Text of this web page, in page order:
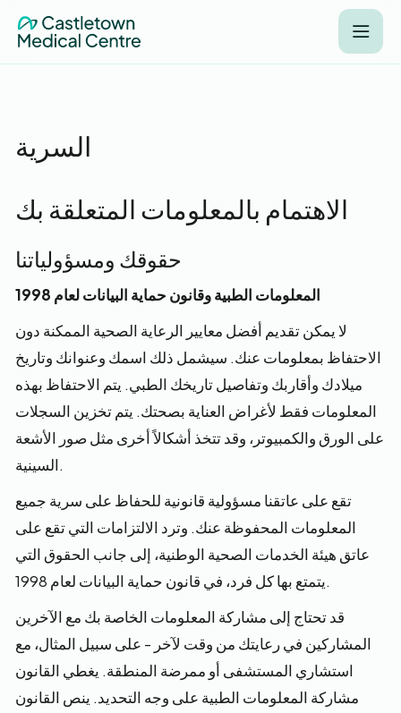
السرية
الاهتمام بالمعلومات المتعلقة بك
حقوقك ومسؤولياتنا
المعلومات الطبية وقانون حماية البيانات لعام 1998
لا يمكن تقديم أفضل معايير الرعاية الصحية الممكنة دون
الاحتفاظ بمعلومات عنك. سيشمل ذلك اسمك وعنوانك وتاريخ
ميلادك وأقاربك وتفاصيل تاريخك الطبي. يتم الاحتفاظ بهذه
المعلومات فقط لأغراض العناية بصحتك. يتم تخزين السجلات
على الورق والكمبيوتر، وقد تتخذ أشكالاً أخرى مثل صور الأشعة
السينية.
تقع على عاتقنا مسؤولية قانونية للحفاظ على سرية جميع
المعلومات المحفوظة عنك. وترد الالتزامات التي تقع على
عاتق هيئة الخدمات الصحية الوطنية، إلى جانب الحقوق التي
يتمتع بها كل فرد، في قانون حماية البيانات لعام 1998.
قد تحتاج إلى مشاركة المعلومات الخاصة بك مع الآخرين
المشاركين في رعايتك من وقت لآخر - على سبيل المثال، مع
استشاري المستشفى أو ممرضة المنطقة. يغطي القانون
مشاركة المعلومات الطبية على وجه التحديد. ينص القانون